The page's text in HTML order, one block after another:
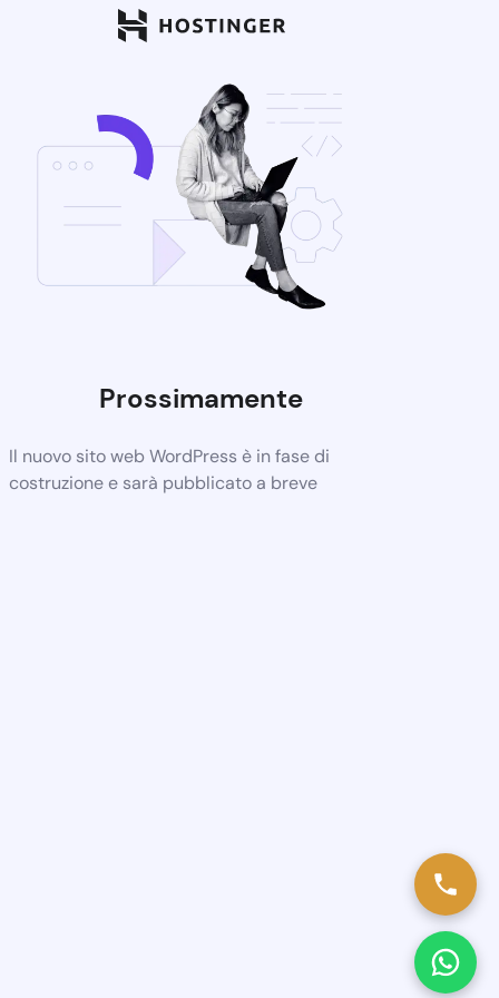
Prossimamente
Il nuovo sito web WordPress è in fase di
costruzione e sarà pubblicato a breve